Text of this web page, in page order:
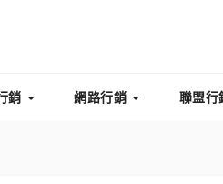
銷 網路行銷 聯盟行